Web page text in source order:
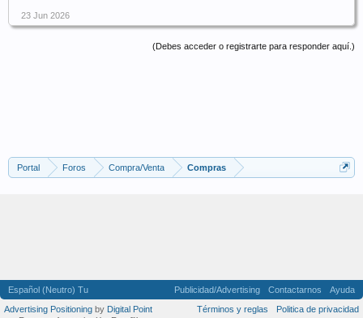
23 Jun 2026
(Debes acceder o registrarte para responder aquí.)
Portal Foros Compra/Venta Compras
Español (Neutro) Tu Publicidad/Advertising Contactarnos
Ayuda
Términos y reglas
Politica de privacidad
Advertising Positioning by Digital Point